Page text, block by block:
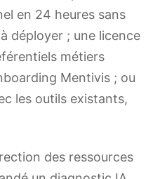
en 24 heures sans
déployer ; une licence
métiers
Mentivis ; ou
les outils existants,
des ressources